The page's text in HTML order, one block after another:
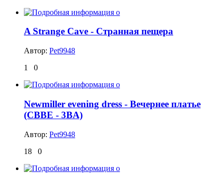
A Strange Cave - Странная пещера
Автор: Pet9948
1
0
Newmiller evening dress - Вечернее платье
(CBBE - 3BA)
Автор: Pet9948
18
0